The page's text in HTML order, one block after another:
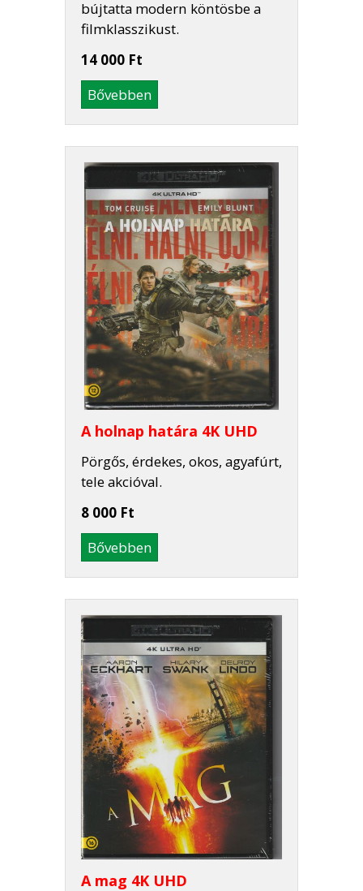
bújtatta modern köntösbe a
filmklasszikust.
14 000 Ft
Bővebben
A holnap határa 4K UHD
Pörgős, érdekes, okos, agyafúrt,
tele akcióval.
8 000 Ft
Bővebben
A mag 4K UHD